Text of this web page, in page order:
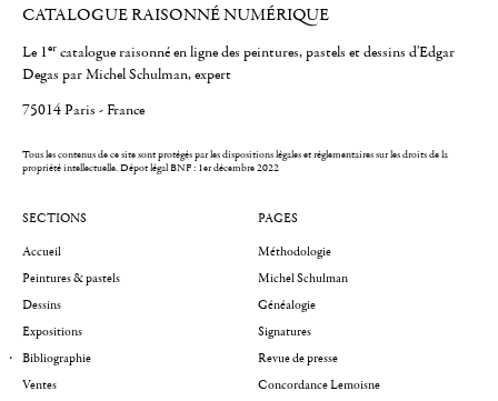
CATALOGUE RAISONNÉ NUMÉRIQUE
Le 1er catalogue raisonné en ligne des peintures, pastels et dessins d'Edgar
Degas par Michel Schulman, expert
75014 Paris - France
Tous les contenus de ce site sont protégés par les dispositions légales et réglementaires sur les droits de la
propriété intellectuelle.Dépot légal BNF : 1er décembre 2022
SECTIONS
Accueil
Peintures & pastels
Dessins
Expositions
Bibliographie
Ventes
PAGES
Méthodologie
Michel Schulman
Généalogie
Signatures
Revue de presse
Concordance Lemoisne